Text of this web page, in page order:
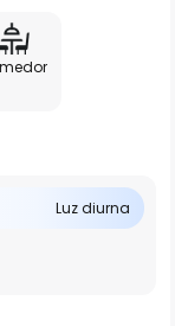
Luz diurna